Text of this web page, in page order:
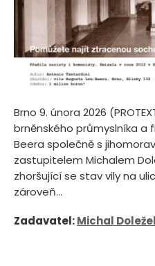
Brno 9. února 2026
brněnského průmyslníka a
Beera společně s
zastupitelem Michalem
zhoršující se stav vily na
zároveň...
Zadavatel:Michal Doležel